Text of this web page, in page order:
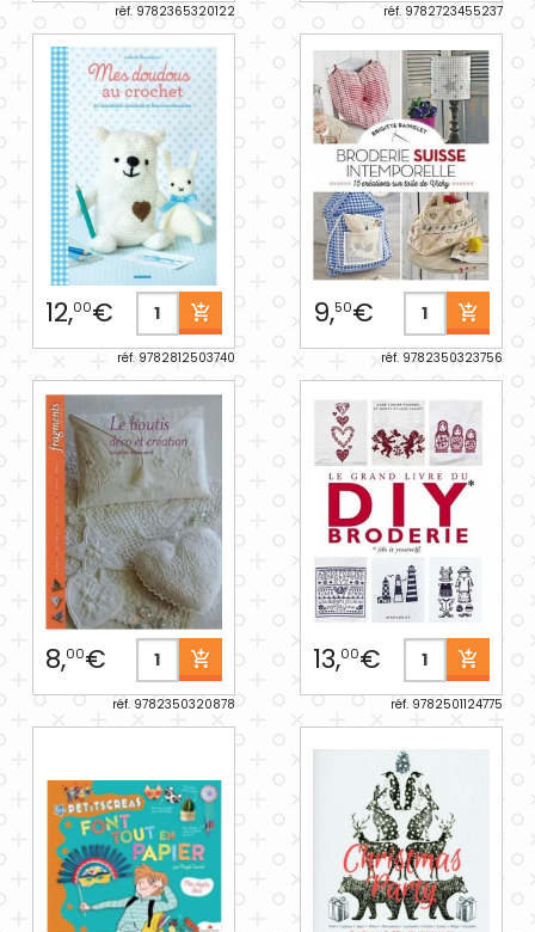
réf. 9782365320122 réf. 9782723455237
12,00€
réf. 9782812503740
9,50€
réf. 9782350323756
8,00€
réf. 9782350320878
13,00€
réf. 9782501124775